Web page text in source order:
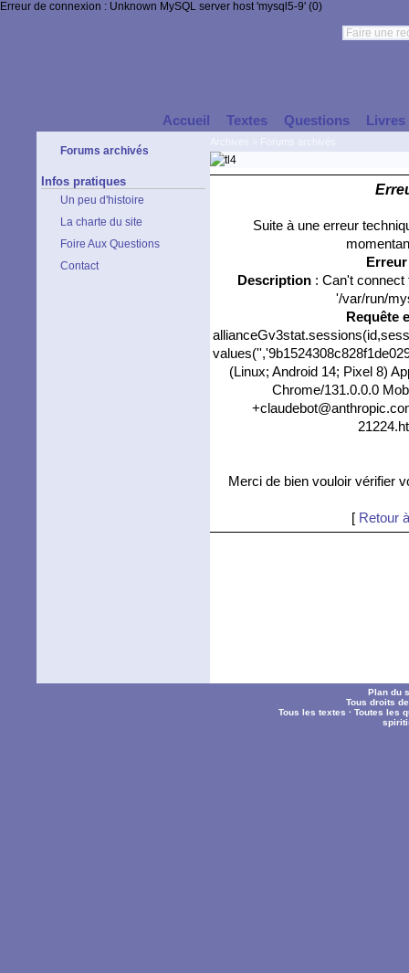
Erreur de connexion : Unknown MySQL server host 'mysql5-9' (0)
Accueil Textes Questions Livres
Forums archivés
Infos pratiques
Un peu d'histoire
La charte du site
Foire Aux Questions
Contact
Suite à une erreur
Description: Can't connect
'/var/run/
Requête
(Linux; Android 14; Pixel 8)
Chrome/131.0.0.0
Merci de bien vouloir vérifier
[ Retour
Plan du
Tous droits
Tous les textes ·Toutes les